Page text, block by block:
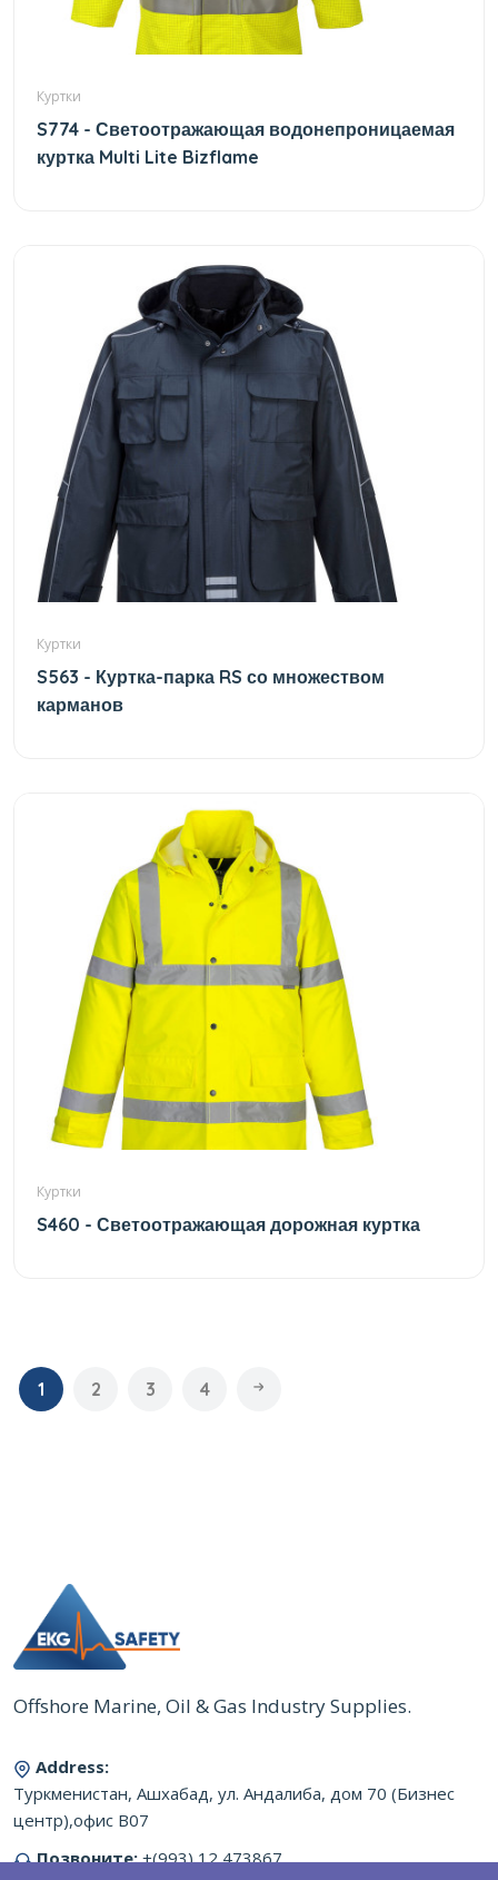
Куртки
S774 - Светоотражающая водонепроницаемая
куртка Multi Lite Bizflame
Куртки
S563 - Куртка-парка RS со множеством
карманов
Куртки
S460 - Светоотражающая дорожная куртка
1 2 3 4
Offshore Marine, Oil & Gas Industry Supplies.
Address:
Туркменистан, Ашхабад, ул. Андалиба, дом 70 (Бизнес
центр),офис B07
Позвоните: +(993) 12 473867